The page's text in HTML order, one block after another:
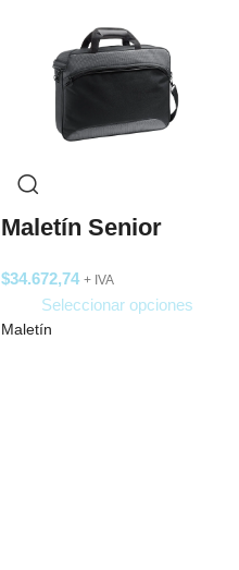
Maletín Senior
$34.672,74 + IVA
Seleccionar opciones
Maletín